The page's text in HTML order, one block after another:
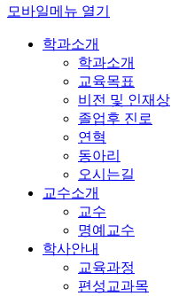
모바일메뉴 열기
학과소개
학과소개
교육목표
비전 및 인재상
졸업후 진로
연혁
동아리
오시는길
교수소개
교수
명예교수
학사안내
교육과정
편성교과목